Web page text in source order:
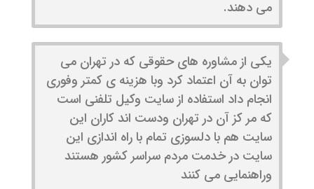
می دهند.
یکی از مشاوره های حقوقی که در تهران می
توان به آن اعتماد کرد وبا هزینه ی کمتر وفوری
انجام داد استفاده از سایت وکیل تلفنی است
که مر کز آن در تهران ودست اند کاران این
سایت هم با دلسوزی تمام با راه اندازی این
سایت در خدمت مردم سراسر کشور هستند
وراهنمایی می کنند